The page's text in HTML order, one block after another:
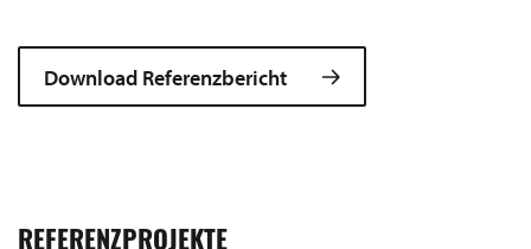
Download Referenzbericht